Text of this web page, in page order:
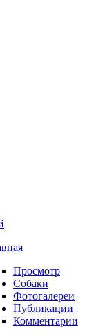
Просмотр
Собаки
Фотогалереи
Публикации
Комментарии